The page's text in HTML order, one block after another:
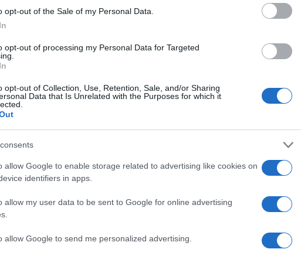
opt-out of the Sale of my Personal Data.
opt-out of processing my Personal Data for Targeted
opt-out of Collection, Use, Retention, Sale, and/or Sharing
Data that Is Unrelated with the Purposes for which it
allow Google to enable storage related to advertising like cookies on
identifiers in apps.
allow my user data to be sent to Google for online advertising
allow Google to send me personalized advertising.
προχώρησαν οι εργαζόμενοι
Δημητρίου σήμερα το πρωί από
ως ένδειξη διαμαρτυρίας στο
όπου ήταν προγραμματισμένο για
πολίτες, εκπρόσωποι φορέων, αυτοδιοίκηση και όχι μόνο